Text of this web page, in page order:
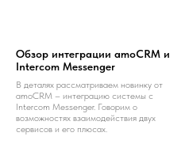
Обзор интеграции amoCRM и
Intercom Messenger
В деталях рассматриваем новинку от
amoCRM – интеграцию системы с
Intercom Messenger. Говорим о
возможностях взаимодействия двух
сервисов и его плюсах.